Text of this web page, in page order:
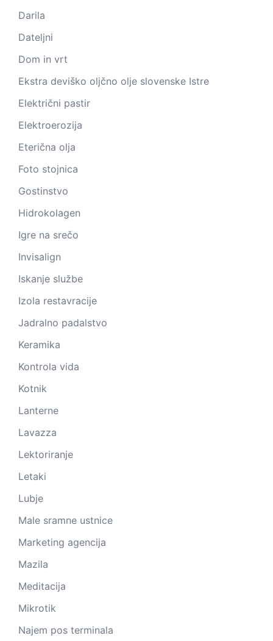
Darila
Dateljni
Dom in vrt
Ekstra deviško oljčno olje slovenske Istre
Električni pastir
Elektroerozija
Eterična olja
Foto stojnica
Gostinstvo
Hidrokolagen
Igre na srečo
Invisalign
Iskanje službe
Izola restavracije
Jadralno padalstvo
Keramika
Kontrola vida
Kotnik
Lanterne
Lavazza
Lektoriranje
Letaki
Lubje
Male sramne ustnice
Marketing agencija
Mazila
Meditacija
Mikrotik
Najem pos terminala